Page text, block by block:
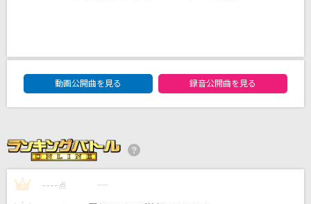
Mrs. GREEN APPLE
日曜日よりの使者
世界が終るまでは…
DAM★ともボーカルエントリーランキング
動画公開曲を見る
録音公開曲を見る
1 ---- 点 ----